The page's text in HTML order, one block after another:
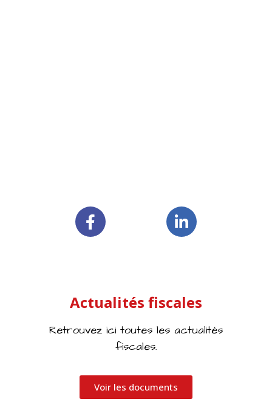
Actualités fiscales
Retrouvez ici toutes les actualités
fiscales.
Voir les documents